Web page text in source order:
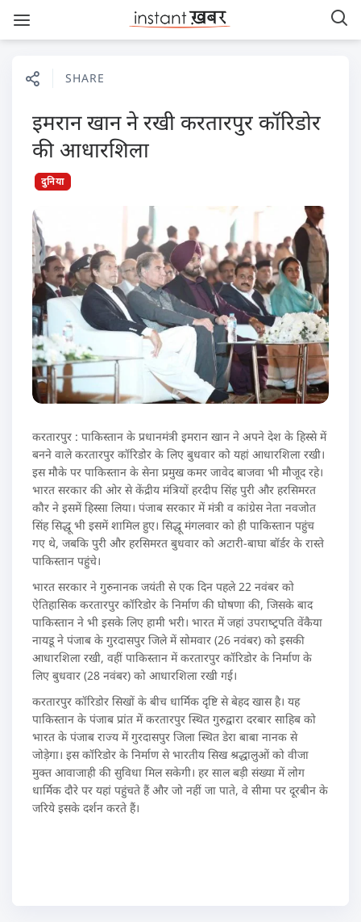
SHARE
इमरान खान ने रखी करतारपुर कॉरिडोर
की आधारशिला
दुनिया
करतारपुर : पाकिस्तान के प्रधानमंत्री इमरान खान ने अपने देश के हिस्‍से में
बनने वाले करतारपुर कॉरि‍डोर के लिए बुधवार को यहां आधारशिला रखी।
इस मौके पर पाकिस्‍तान के सेना प्रमुख कमर जावेद बाजवा भी मौजूद रहे।
भारत सरकार की ओर से केंद्रीय मंत्रियों हरदीप सिंह पुरी और हरसिमरत
कौर ने इसमें हिस्‍सा लिया। पंजाब सरकार में मंत्री व कांग्रेस नेता नवजोत
सिंह सिद्धू भी इसमें शामिल हुए। सिद्धू मंगलवार को ही पाकिस्‍तान पहुंच
गए थे, जबकि पुरी और हरसिमरत बुधवार को अटारी-बाघा बॉर्डर के रास्‍ते
पाकिस्तान पहुंचे।
भारत सरकार ने गुरुनानक जयंती से एक दिन पहले 22 नवंबर को
ऐतिहासिक करतारपुर कॉरि‍डोर के निर्माण की घोषणा की, जिसके बाद
पाकिस्‍तान ने भी इसके लिए हामी भरी। भारत में जहां उपराष्‍ट्रपति वेंकैया
नायडू ने पंजाब के गुरदासपुर जिले में सोमवार (26 नवंबर) को इसकी
आधारशिला रखी, वहीं पाकिस्‍तान में करतारपुर कॉरि‍डोर के निर्माण के
लिए बुधवार (28 नवंबर) को आधारशिला रखी गई।
करतारपुर कॉरि‍डोर सिखों के बीच धार्मिक दृष्टि से बेहद खास है। यह
पाकिस्‍तान के पंजाब प्रांत में करतारपुर स्थित गुरुद्वारा दरबार साहिब को
भारत के पंजाब राज्‍य में गुरदासपुर जिला स्थित डेरा बाबा नानक से
जोड़ेगा। इस कॉरि‍डोर के निर्माण से भारतीय सिख श्रद्धालुओं को वीजा
मुक्त आवाजाही की सुविधा मिल सकेगी। हर साल बड़ी संख्‍या में लोग
धार्मिक दौरे पर यहां पहुंचते हैं और जो नहीं जा पाते, वे सीमा पर दूरबीन के
जरिये इसके दर्शन करते हैं।